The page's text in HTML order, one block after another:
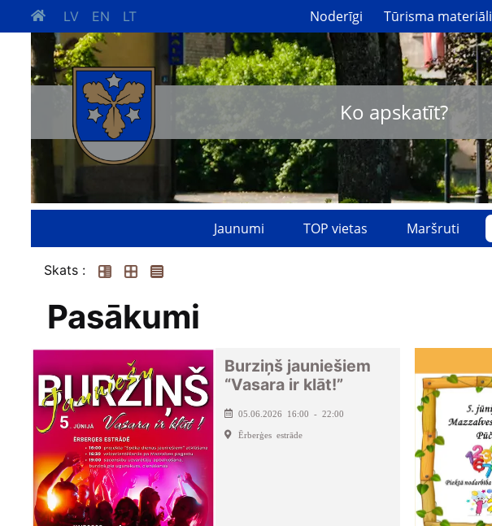
LV EN LT Noderīgi Tūrisma materiāli
Ko apskatīt?
Jaunumi TOP vietas Maršruti
Skats :
Pasākumi
Burziņš jauniešiem
“Vasara ir klāt!”
05.06.2026 16:00 - 22:00
Ērberģes estrāde